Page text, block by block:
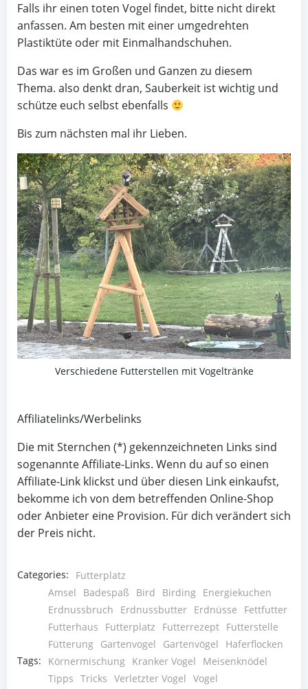
Falls ihr einen toten Vogel findet, bitte nicht direkt
anfassen. Am besten mit einer umgedrehten
Plastiktüte oder mit Einmalhandschuhen.
Das war es im Großen und Ganzen zu diesem
Thema. also denkt dran, Sauberkeit ist wichtig und
schütze euch selbst ebenfalls
Bis zum nächsten mal ihr Lieben.
Verschiedene Futterstellen mit Vogeltränke
Affiliatelinks/Werbelinks
Die mit Sternchen (*) gekennzeichneten Links sind
sogenannte Affiliate-Links. Wenn du auf so einen
Affiliate-Link klickst und über diesen Link einkaufst,
bekomme ich von dem betreffenden Online-Shop
oder Anbieter eine Provision. Für dich verändert sich
der Preis nicht.
Categories: Futterplatz
Tags:
Amsel Badespaß Bird Birding Energiekuchen
Erdnussbruch
Erdnussbutter Erdnüsse
Fettfutter
Futterhaus
Futterplatz Futterrezept Futterstelle
Fütterung Gartenvogel Gartenvögel
Haferflocken
Körnermischung Kranker Vogel
Meisenknödel
Tipps Tricks Verletzter Vogel Vogel